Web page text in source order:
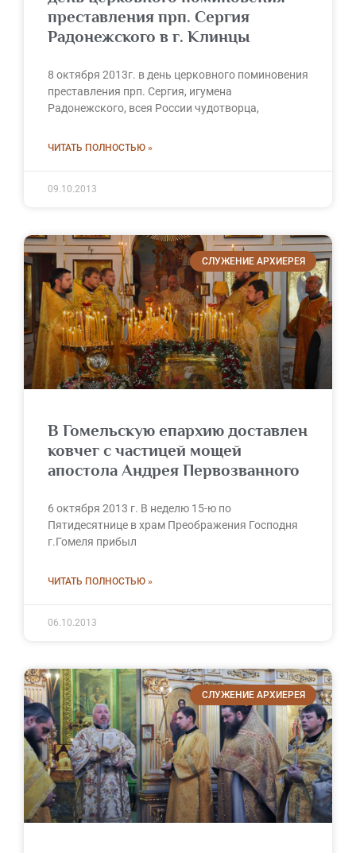
преставления прп. Сергия
Радонежского в г. Клинцы
8 октября 2013г. в день церковного поминовения
преставления прп. Сергия, игумена
Радонежского, всея России чудотворца,
ЧИТАТЬ ПОЛНОСТЬЮ »
09.10.2013
СЛУЖЕНИЕ АРХИЕРЕЯ
В Гомельскую епархию доставлен
ковчег с частицей мощей
апостола Андрея Первозванного
6 октября 2013 г. В неделю 15-ю по
Пятидесятнице в храм Преображения Господня
г.Гомеля прибыл
ЧИТАТЬ ПОЛНОСТЬЮ »
06.10.2013
СЛУЖЕНИЕ АРХИЕРЕЯ